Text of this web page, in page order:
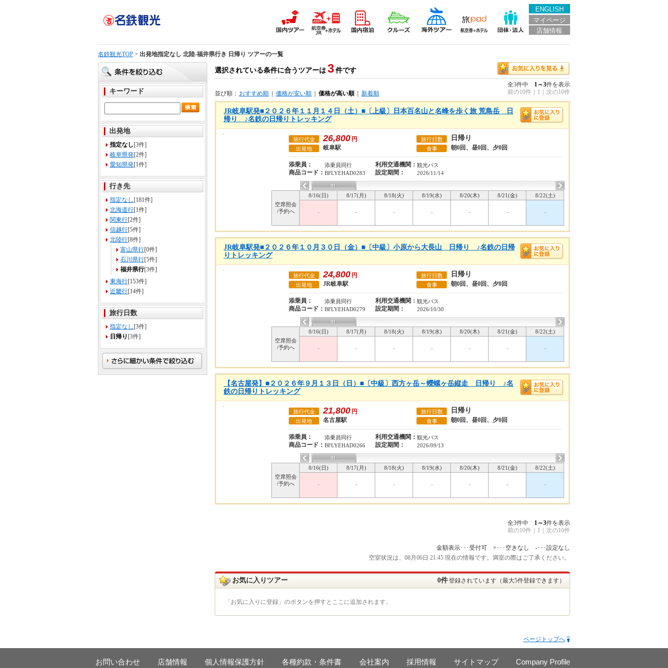
ENGLISH
マイページ
店舗情報
名鉄観光TOP > 出発地指定なし 北陸-福井県行き 日帰り ツアーの一覧
キーワード
出発地
指定なし[3件]
岐阜県発[2件]
愛知県発[1件]
行き先
指定なし [181件]
北海道行[1件]
関東行[2件]
信越行[5件]
北陸行[8件]
富山県行[0件]
石川県行[5件]
福井県行[3件]
東海行[153件]
近畿行[14件]
旅行日数
指定なし [3件]
日帰り [3件]
選択されている条件に合うツアーは 3 件です
並び順： おすすめ順 価格が安い順 価格が高い順 新着順
全3件中 1～3件を表示
前の10件
1 次の10件
JR岐阜駅発■２０２６年１１月１４日（土）■〔上級〕日本百名山と名峰を歩く旅 荒島岳 日
帰り ♪名鉄の日帰りトレッキング
旅行代金 26,800 円 旅行日数 日帰り
出発地 岐阜駅 食事 朝0回、昼0回、夕0回
添乗員： 添乗員同行 利用交通機関： 観光バス
商品コード： BFLYEHAD0283 設定期間： 2026/11/14
空席照会
/予約へ
8/16(日) 8/17(月) 8/18(火) 8/19(水) 8/20(木) 8/21(金) 8/22(土)
- - - - - - -
JR岐阜駅発■２０２６年１０月３０日（金）■〔中級〕小原から大長山 日帰り ♪名鉄の日帰
りトレッキング
旅行代金 24,800 円 旅行日数 日帰り
出発地 JR岐阜駅 食事 朝0回、昼0回、夕0回
添乗員： 添乗員同行 利用交通機関： 観光バス
商品コード： BFLYEHAD0279 設定期間： 2026/10/30
空席照会
/予約へ
8/16(日) 8/17(月) 8/18(火) 8/19(水) 8/20(木) 8/21(金) 8/22(土)
- - - - - - -
【名古屋発】■２０２６年９月１３日（日）■〔中級〕西方ヶ岳～蠑螺ヶ岳縦走 日帰り ♪名
鉄の日帰りトレッキング
旅行代金 21,800 円 旅行日数 日帰り
出発地 名古屋駅 食事 朝0回、昼0回、夕0回
添乗員： 添乗員同行 利用交通機関： 観光バス
商品コード： BFLYEHAD0266 設定期間： 2026/09/13
空席照会
/予約へ
8/16(日) 8/17(月) 8/18(火) 8/19(水) 8/20(木) 8/21(金) 8/22(土)
- - - - - - -
全3件中 1～3件を表示
前の10件
1 次の10件
金額表示･･･受付可 ×･･･空きなし -･･･設定なし
空室状況は、08月06日 21:45 現在の情報です。満室の際はご了承ください。
お気に入りツアー 0件登録されています（最大5件登録できます）
「お気に入りに登録」のボタンを押すとここに追加されます。
ページトップへ
お問い合わせ 店舗情報 個人情報保護方針 各種約款・条件書 会社案内 採用情報 サイトマップ Company Profile